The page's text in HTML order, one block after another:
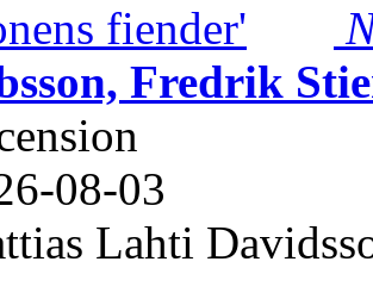
Fredrik
08-03
Lahti